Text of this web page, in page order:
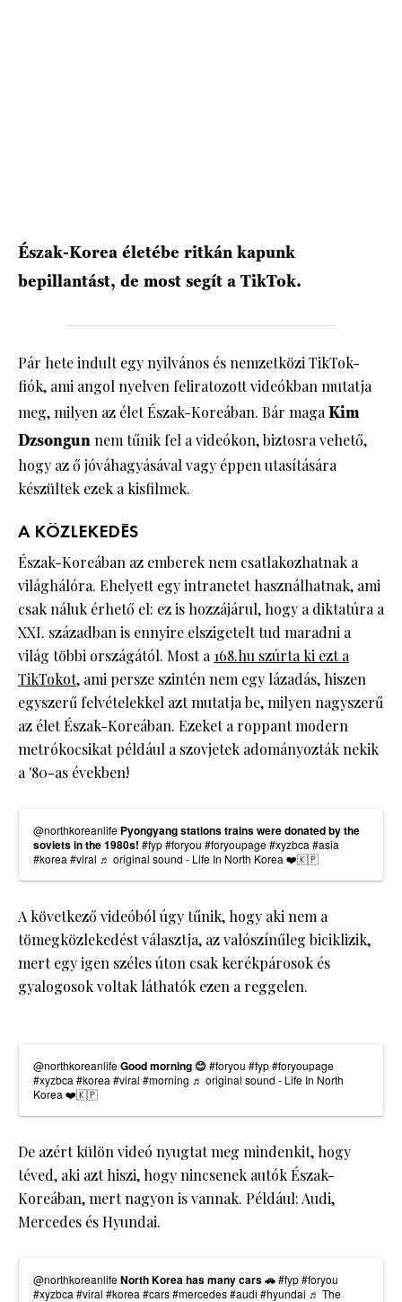
Észak-Korea életébe ritkán kapunk
bepillantást, de most segít a TikTok.
Pár hete indult egy nyilvános és nemzetközi TikTok-
fiók, ami angol nyelven feliratozott videókban mutatja
meg, milyen az élet Észak-Koreában. Bár magaKim
Dzsongunnem tűnik fel a videókon, biztosra vehető,
hogy az ő jóváhagyásával vagy éppen utasítására
készültek ezek a kisfilmek.
A KÖZLEKEDÉS
Észak-Koreában az emberek nem csatlakozhatnak a
világhálóra. Ehelyett egy intranetet használhatnak, ami
csak náluk érhető el: ez is hozzájárul, hogy a diktatúra a
XXI. században is ennyire elszigetelt tud maradni a
világ többi országától. Most a168.hu szúrta ki ezt a
TikTokot, ami persze szintén nem egy lázadás, hiszen
egyszerű felvételekkel azt mutatja be, milyen nagyszerű
az élet Észak-Koreában. Ezeket a roppant modern
metrókocsikat például a szovjetek adományozták nekik
a '80-as években!
@northkoreanlife Pyongyang stations trains were donated by the
soviets in the 1980s! #fyp#foryou #foryoupage#xyzbca #asia
#korea #viral ♬ original sound - Life In North Korea ❤️🇰🇵
A következő videóból úgy tűnik, hogy aki nem a
tömegközlekedést választja, az valószínűleg biciklizik,
mert egy igen széles úton csak kerékpárosok és
gyalogosok voltak láthatók ezen a reggelen.
@northkoreanlifeGood morning 😊 #foryou #fyp#foryoupage
#xyzbca #korea #viral #morning ♬ original sound - Life In North
Korea ❤️🇰🇵
De azért külön videó nyugtat meg mindenkit, hogy
téved, aki azt hiszi, hogy nincsenek autók Észak-
Koreában, mert nagyon is vannak. Például: Audi,
Mercedes és Hyundai.
@northkoreanlifeNorth Korea has many cars 🚗#fyp#foryou
#xyzbca #viral #korea #cars#mercedes#audi #hyundai ♬ The